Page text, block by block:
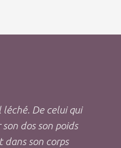
léché. De celui qui
dos son poids
dans son corps